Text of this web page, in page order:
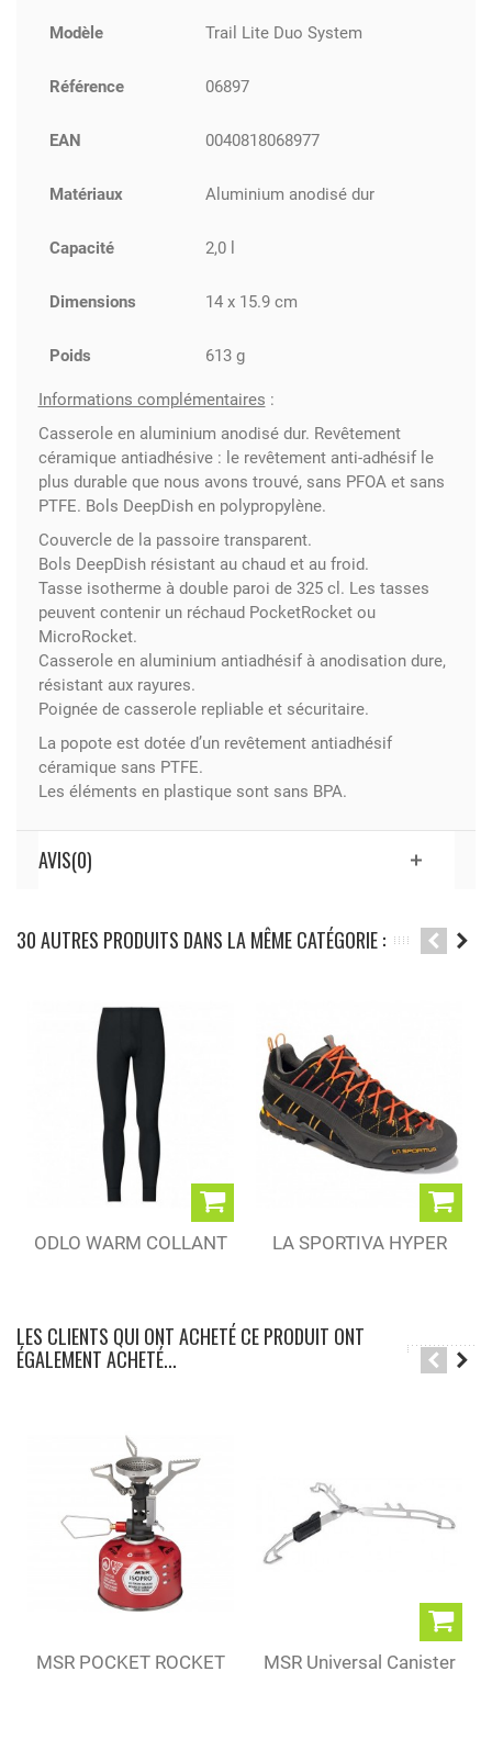
Modèle Trail Lite Duo System
Référence 06897
EAN 0040818068977
Matériaux Aluminium anodisé dur
Capacité 2,0 l
Dimensions 14 x 15.9 cm
Poids 613 g
Informations complémentaires :
Casserole en aluminium anodisé dur. Revêtement
céramique antiadhésive : le revêtement anti-adhésif le
plus durable que nous avons trouvé, sans PFOA et sans
PTFE. Bols DeepDish en polypropylène.
Couvercle de la passoire transparent.
Bols DeepDish résistant au chaud et au froid.
Tasse isotherme à double paroi de 325 cl. Les tasses
peuvent contenir un réchaud PocketRocket ou
MicroRocket.
Casserole en aluminium antiadhésif à anodisation dure,
résistant aux rayures.
Poignée de casserole repliable et sécuritaire.
La popote est dotée d’un revêtement antiadhésif
céramique sans PTFE.
Les éléments en plastique sont sans BPA.
AVIS(0)
30 AUTRES PRODUITS DANS LA MÊME CATÉGORIE :
ODLO WARM COLLANT
LA SPORTIVA HYPER
LES CLIENTS QUI ONT ACHETÉ CE PRODUIT ONT
ÉGALEMENT ACHETÉ...
MSR POCKET ROCKET
MSR Universal Canister